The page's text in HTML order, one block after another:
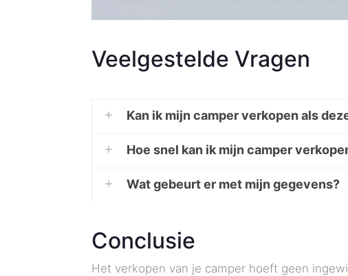
Veelgestelde Vragen
Kan ik mijn camper verkopen als
Hoe snel kan ik mijn camper
Wat gebeurt er met mijn gegevens?
Conclusie
Het verkopen van je camper hoeft geen